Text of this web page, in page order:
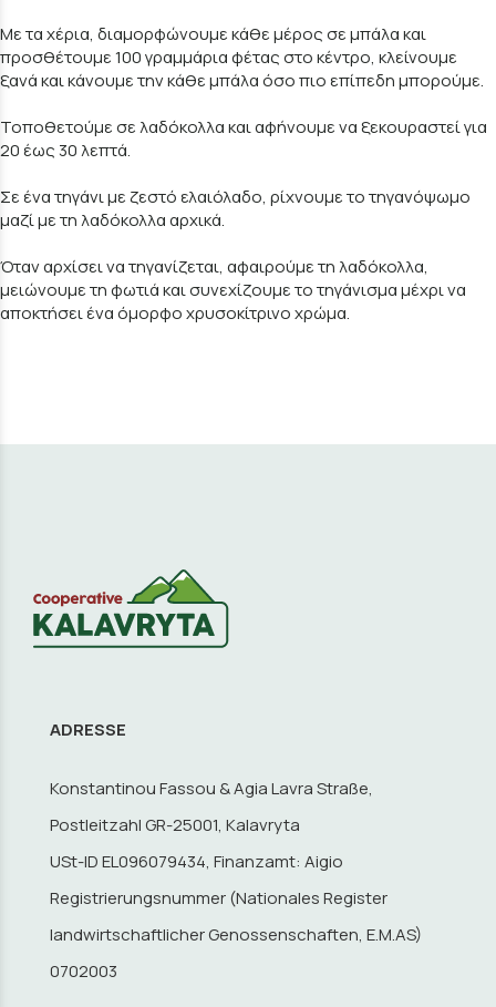
Με τα χέρια, διαμορφώνουμε κάθε μέρος σε μπάλα και
προσθέτουμε 100 γραμμάρια φέτας στο κέντρο, κλείνουμε
ξανά και κάνουμε την κάθε μπάλα όσο πιο επίπεδη μπορούμε.
Τοποθετούμε σε λαδόκολλα και αφήνουμε να ξεκουραστεί για
20 έως 30 λεπτά.
Σε ένα τηγάνι με ζεστό ελαιόλαδο, ρίχνουμε το τηγανόψωμο
μαζί με τη λαδόκολλα αρχικά.
Όταν αρχίσει να τηγανίζεται, αφαιρούμε τη λαδόκολλα,
μειώνουμε τη φωτιά και συνεχίζουμε το τηγάνισμα μέχρι να
αποκτήσει ένα όμορφο χρυσοκίτρινο χρώμα.
ADRESSE
Konstantinou Fassou & Agia Lavra Straße,
Postleitzahl GR-25001, Kalavryta
USt-ID EL096079434, Finanzamt: Aigio
Registrierungsnummer (Nationales Register
landwirtschaftlicher Genossenschaften, E.M.AS)
0702003